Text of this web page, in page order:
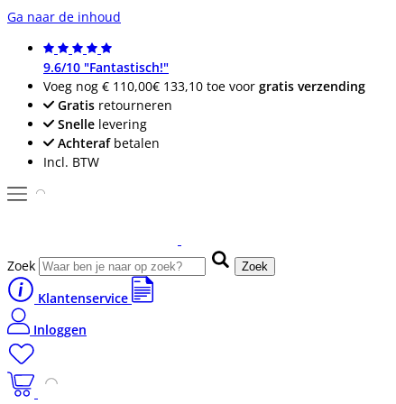
Ga naar de inhoud
9.6/10 "Fantastisch!"
Voeg nog € 110,00€ 133,10 toe voor gratis verzending
Gratis retourneren
Snelle levering
Achterafbetalen
Incl. BTW
Zoek Zoek
Klantenservice
Inloggen